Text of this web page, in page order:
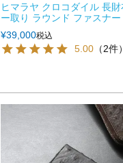
ヒマラヤ クロコダイル 長
ー取り ラウンド ファスナ
¥39,000税込
5.00 （2件）